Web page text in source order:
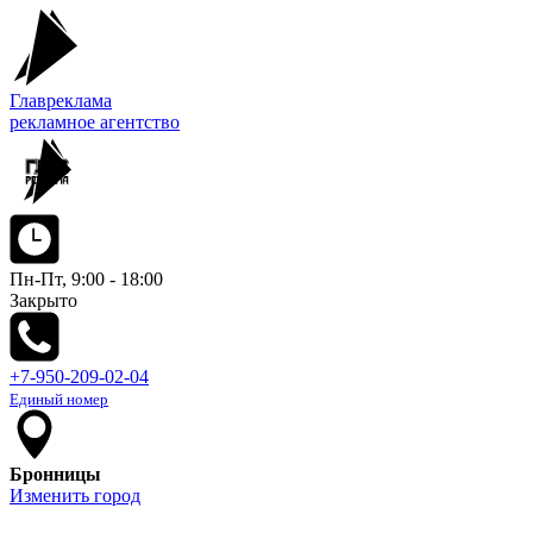
Главреклама
рекламное агентство
Пн-Пт, 9:00 - 18:00
Закрыто
+7-950-209-02-04
Единый номер
Бронницы
Изменить город